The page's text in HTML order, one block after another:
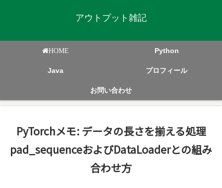
アウトプット雑記
HOME Python
Java プロフィール
お問い合わせ
PyTorchメモ: データの長さを揃える処理
pad_sequenceおよびDataLoaderとの組み
合わせ方